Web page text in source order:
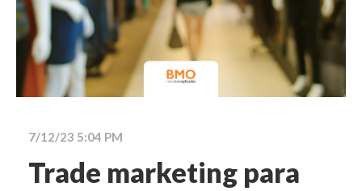
7/12/23 5:04 PM
Trade marketing para